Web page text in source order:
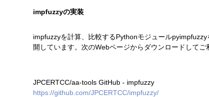
impfuzzyの実装
impfuzzyを計算、比較するPythonモジュール
開しています。次のWebページからダウンロードしてご
JPCERTCC/aa-tools GitHub - impfuzzy
https://github.com/JPCERTCC/impfuzzy/